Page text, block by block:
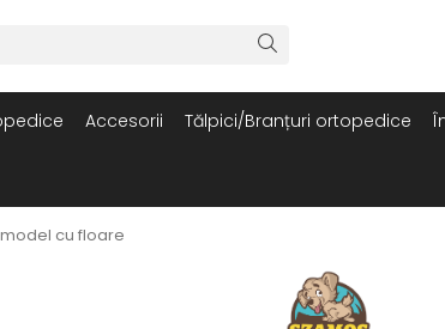
Accesorii Tălpici/Branțuri ortopedice
cu floare